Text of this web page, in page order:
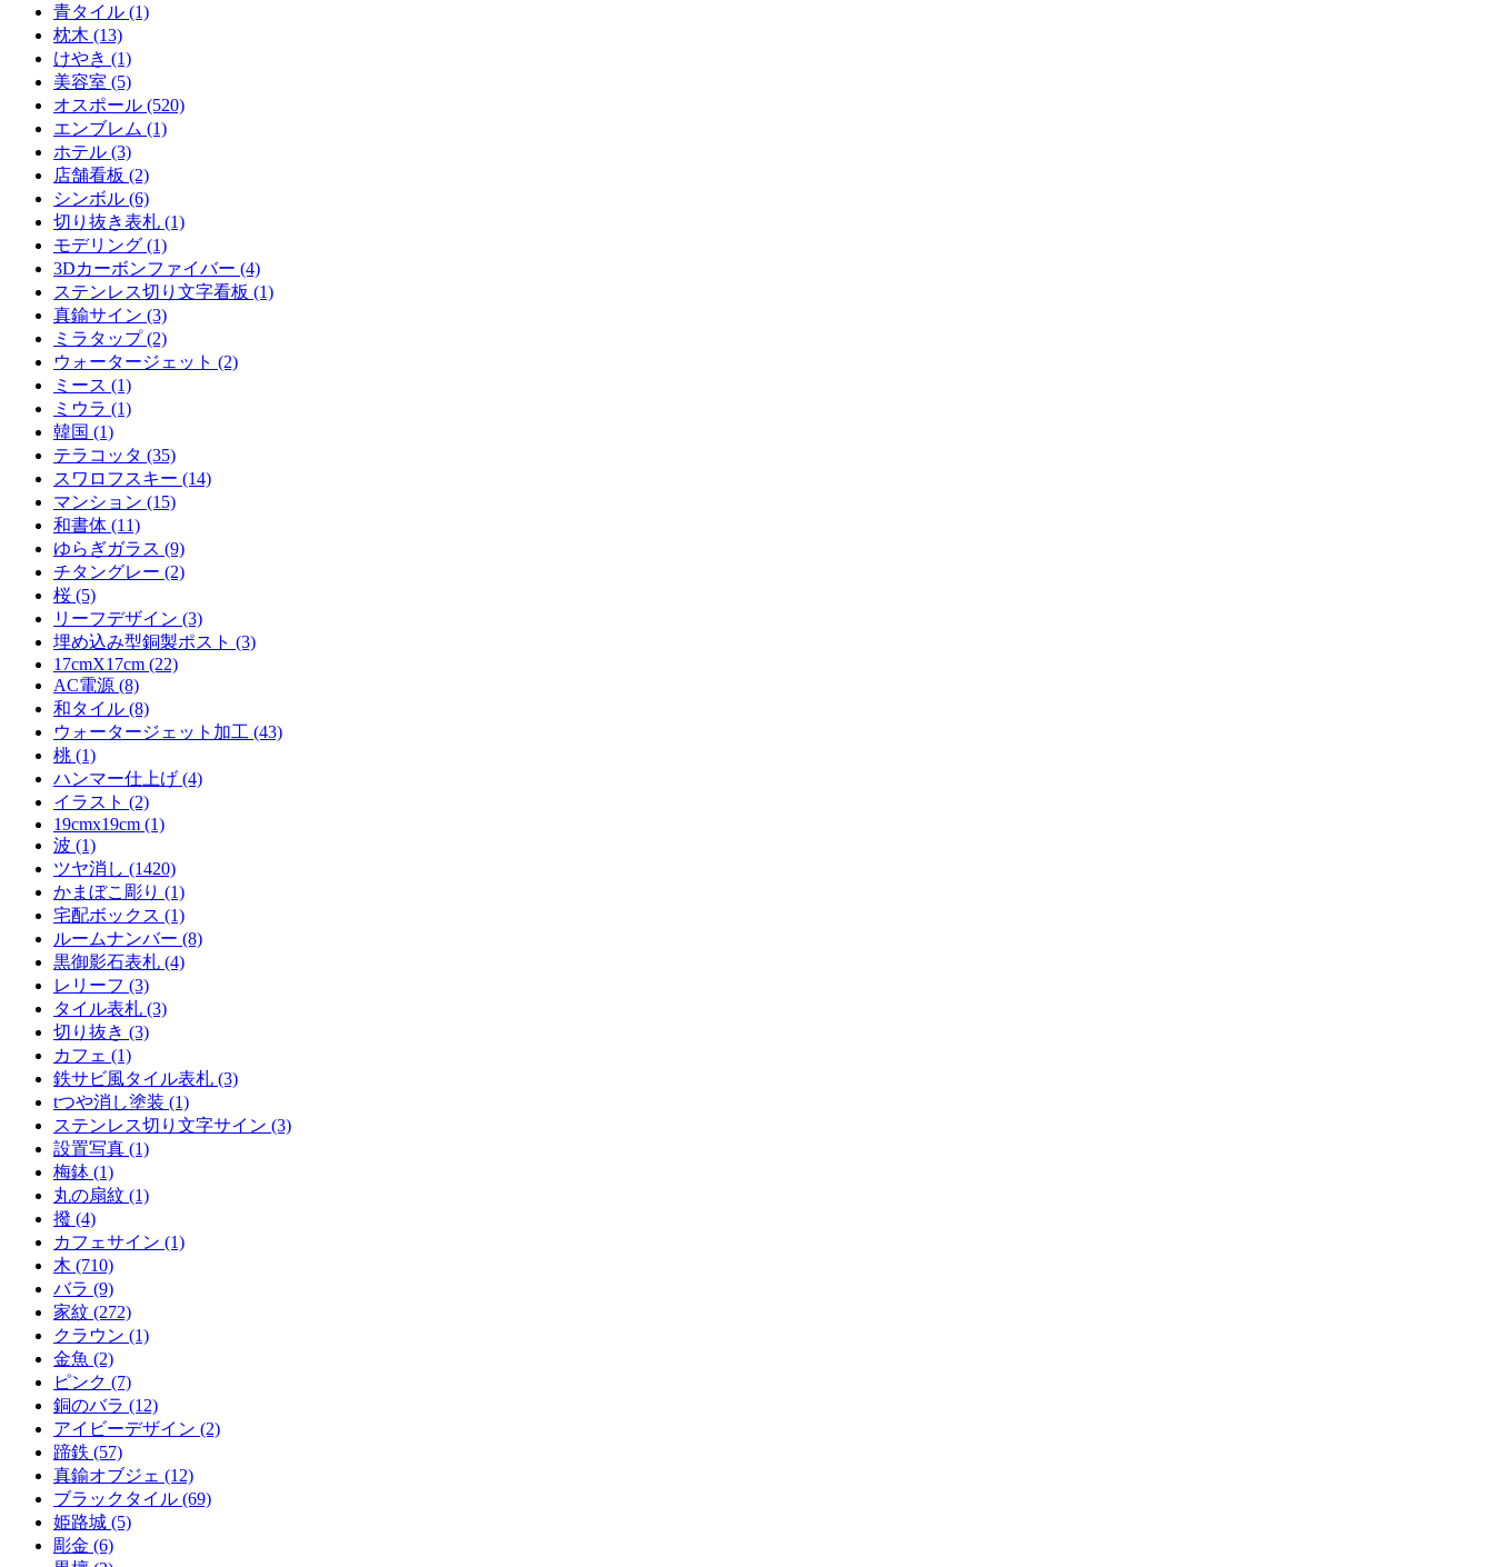
青タイル (1)
枕木 (13)
けやき (1)
美容室 (5)
オスポール (520)
エンブレム (1)
ホテル (3)
店舗看板 (2)
シンボル (6)
切り抜き表札 (1)
モデリング (1)
3Dカーボンファイバー (4)
ステンレス切り文字看板 (1)
真鍮サイン (3)
ミラタップ (2)
ウォータージェット (2)
ミース (1)
ミウラ (1)
韓国 (1)
テラコッタ (35)
スワロフスキー (14)
マンション (15)
和書体 (11)
ゆらぎガラス (9)
チタングレー (2)
桜 (5)
リーフデザイン (3)
埋め込み型銅製ポスト (3)
17cmX17cm (22)
AC電源 (8)
和タイル (8)
ウォータージェット加工 (43)
桃 (1)
ハンマー仕上げ (4)
イラスト (2)
19cmx19cm (1)
波 (1)
ツヤ消し (1420)
かまぼこ彫り (1)
宅配ボックス (1)
ルームナンバー (8)
黒御影石表札 (4)
レリーフ (3)
タイル表札 (3)
切り抜き (3)
カフェ (1)
鉄サビ風タイル表札 (3)
tつや消し塗装 (1)
ステンレス切り文字サイン (3)
設置写真 (1)
梅鉢 (1)
丸の扇紋 (1)
撥 (4)
カフェサイン (1)
木 (710)
バラ (9)
家紋 (272)
クラウン (1)
金魚 (2)
ピンク (7)
銅のバラ (12)
アイビーデザイン (2)
蹄鉄 (57)
真鍮オブジェ (12)
ブラックタイル (69)
姫路城 (5)
彫金 (6)